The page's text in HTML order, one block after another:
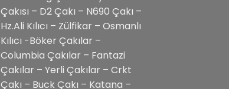
Çakısı – D2 Çakı – N690 Çakı –
Hz.Ali Kılıcı – Zülfikar – Osmanlı
Kılıcı -Böker Çakılar –
Columbia Çakılar – Fantazi
Çakılar – Yerli Çakılar – Crkt
Çakı – Buck Çakı – Katana –